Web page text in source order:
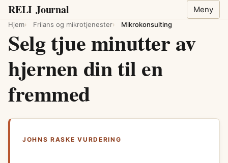
RELI Journal Meny
Hjem Frilans og mikrotjenester Mikrokonsulting
Selg tjue minutter av
hjernen din til en
fremmed
JOHNS RASKE VURDERING